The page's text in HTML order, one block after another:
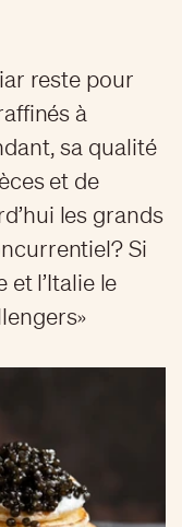
reste pour
à
sa qualité
et de
les grands
Si
et l’Italie le